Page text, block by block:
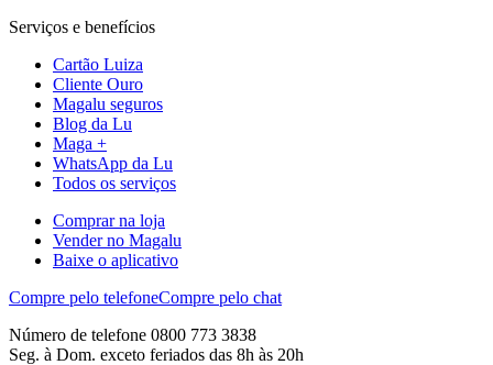
Serviços e benefícios
Cartão Luiza
Cliente Ouro
Magalu seguros
Blog da Lu
Maga +
WhatsApp da Lu
Todos os serviços
Comprar na loja
Vender no Magalu
Baixe o aplicativo
Compre pelo telefoneCompre pelo chat
Número de telefone 0800 773 3838
Seg. à Dom. exceto feriados das 8h às 20h